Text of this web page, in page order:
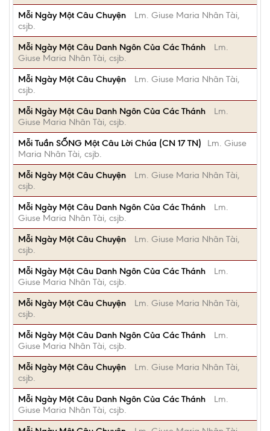
Mỗi Ngày Một Câu Chuyện
Lm. Giuse Maria Nhân Tài,
csjb.
Mỗi Ngày Một Câu Danh Ngôn Của Các Thánh
Lm.
Giuse Maria Nhân Tài, csjb.
Mỗi Ngày Một Câu Chuyện
Lm. Giuse Maria Nhân Tài,
csjb.
Mỗi Ngày Một Câu Danh Ngôn Của Các Thánh
Lm.
Giuse Maria Nhân Tài, csjb.
Mỗi Tuần SỐNG Một Câu Lời Chúa (CN 17 TN)
Lm. Giuse
Maria Nhân Tài, csjb.
Mỗi Ngày Một Câu Chuyện
Lm. Giuse Maria Nhân Tài,
csjb.
Mỗi Ngày Một Câu Danh Ngôn Của Các Thánh
Lm.
Giuse Maria Nhân Tài, csjb.
Mỗi Ngày Một Câu Chuyện
Lm. Giuse Maria Nhân Tài,
csjb.
Mỗi Ngày Một Câu Danh Ngôn Của Các Thánh
Lm.
Giuse Maria Nhân Tài, csjb.
Mỗi Ngày Một Câu Chuyện
Lm. Giuse Maria Nhân Tài,
csjb.
Mỗi Ngày Một Câu Danh Ngôn Của Các Thánh
Lm.
Giuse Maria Nhân Tài, csjb.
Mỗi Ngày Một Câu Chuyện
Lm. Giuse Maria Nhân Tài,
csjb.
Mỗi Ngày Một Câu Danh Ngôn Của Các Thánh
Lm.
Giuse Maria Nhân Tài, csjb.